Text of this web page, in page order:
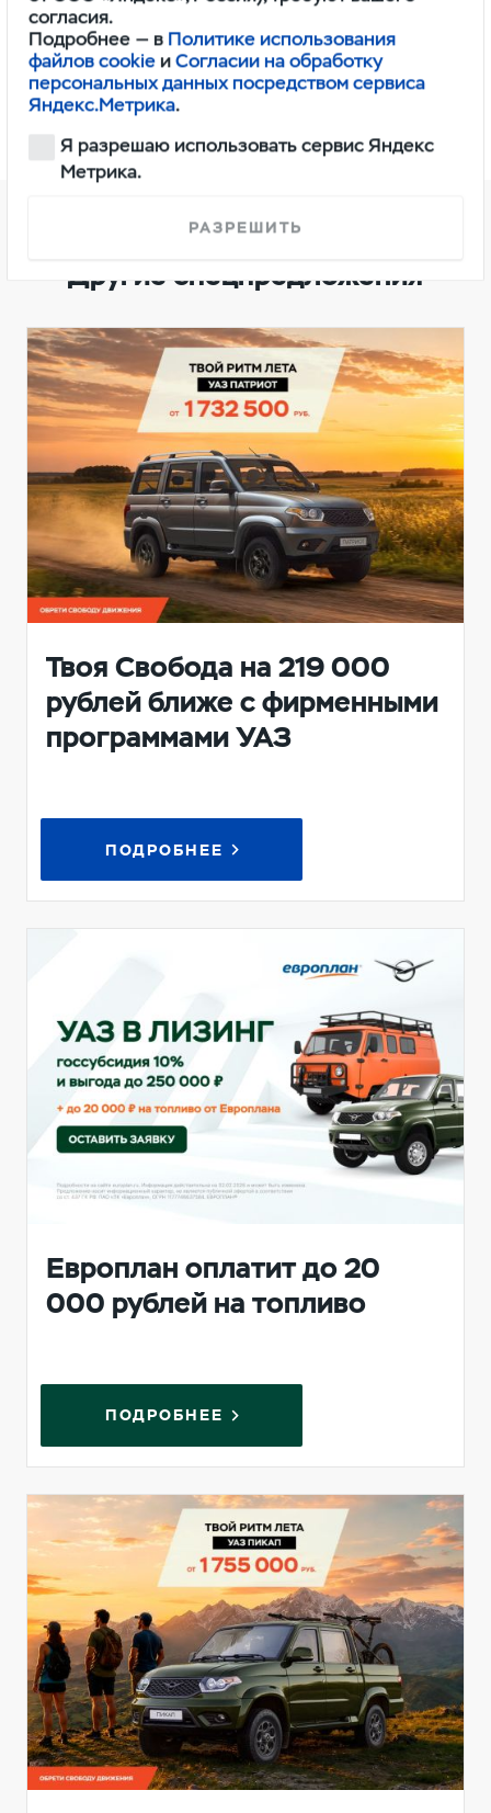
ЗАПИСЬ НА ТО
Другие спецпредложения
Твоя Свобода на 219 000
рублей ближе с фирменными
программами УАЗ
ПОДРОБНЕЕ
Европлан оплатит до 20
000 рублей на топливо
ПОДРОБНЕЕ
согласия.
Подробнее — в Политике использования
файлов cookie иСогласии на обработку
персональных данных посредством сервиса
Яндекс.Метрика.
Я разрешаю использовать сервис Яндекс
Метрика.
РАЗРЕШИТЬ